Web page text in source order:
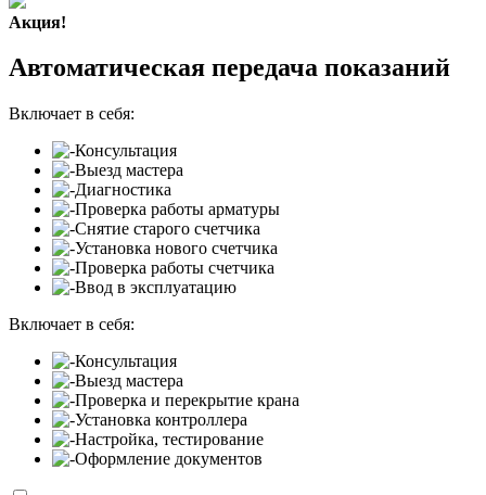
Акция!
Автоматическая передача показаний
Включает в себя:
Консультация
Выезд мастера
Диагностика
Проверка работы арматуры
Снятие старого счетчика
Установка нового счетчика
Проверка работы счетчика
Ввод в эксплуатацию
Включает в себя:
Консультация
Выезд мастера
Проверка и перекрытие крана
Установка контроллера
Настройка, тестирование
Оформление документов